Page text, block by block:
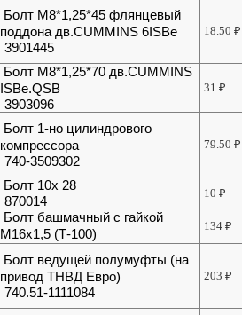
Болт М8*1,25*45 флянцевый
поддона дв.CUMMINS 6ISBe
3901445
18.50₽
Болт М8*1,25*70 дв.CUMMINS
ISBe.QSB
3903096
31₽
Болт 1-но цилиндрового
компрессора
740-3509302
79.50₽
Болт 10х 28
870014
10₽
Болт башмачный с гайкой
М16х1,5 (Т-100)
134₽
Болт ведущей полумуфты (на
привод ТНВД Евро)
740.51-1111084
203₽